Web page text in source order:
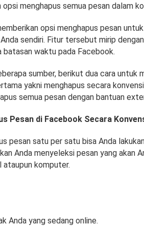
menghapus semua pesan dalam
opsi menghapus pesan
sendiri. Fitur tersebut mirip
batasan waktu pada Facebook.
sumber, berikut dua cara untuk
yakni menghapus secara
semua pesan dengan bantuan
Pesan di Facebook Secara
pesan satu per satu bisa Anda
Anda menyeleksi pesan yang akan
ataupun komputer.
Anda yang sedang online.